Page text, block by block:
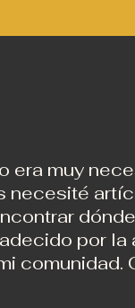
era muy
necesité
por la
comunidad.